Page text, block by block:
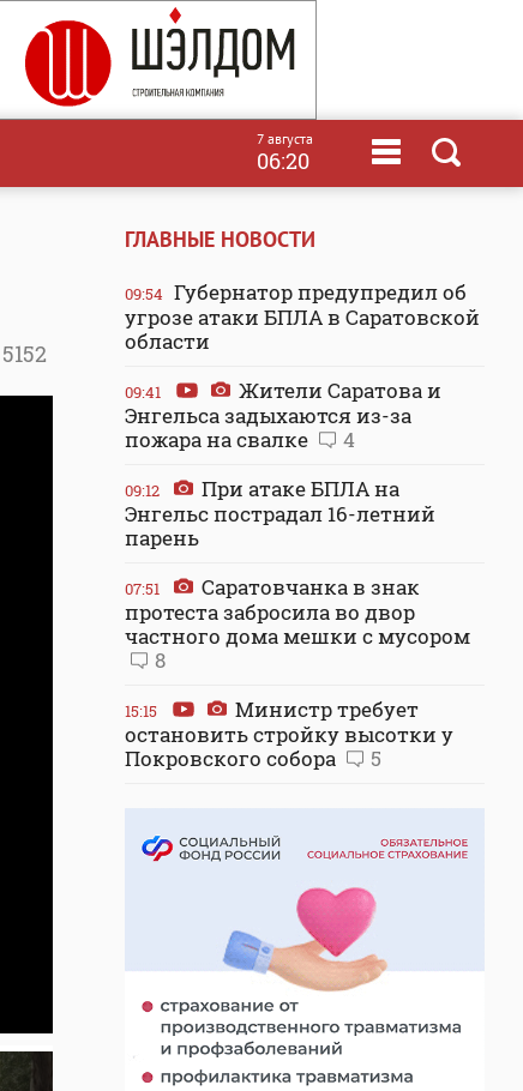
7 августа
06:20
5152
ГЛАВНЫЕ НОВОСТИ
09:54 Губернатор предупредил об
угрозе атаки БПЛА в Саратовской
области
09:41
Жители Саратова и
Энгельса задыхаются из-за
пожара на свалке
4
09:12
При атаке БПЛА на
Энгельс пострадал 16-летний
парень
07:51
Саратовчанка в знак
протеста забросила во двор
частного дома мешки с мусором
8
15:15
Министр требует
остановить стройку высотки у
Покровского собора
5